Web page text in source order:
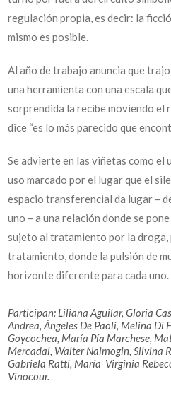
regulación propia, es decir: la
mismo es posible.
Al año de trabajo anuncia que
una herramienta con una escala
sorprendida la recibe moviendo el
dice “es lo más parecido que
Se advierte en las viñetas como el
uso marcado por el lugar que el
espacio transferencial da lugar –
uno – a una relación donde se
sujeto al tratamiento por la
tratamiento, donde la pulsión de
horizonte diferente para cada uno.
Participan: Liliana Aguilar, Gloria
Andrea, Ángeles De Paoli, Melina Di
Goycochea, María Pía Marchese,
Mercadal, Walter Naimogin, Silvina
Gabriela Ratti, María Virginia
Vinocour.